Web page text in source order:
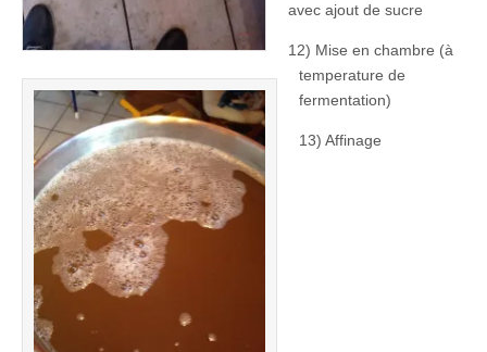
avec ajout de sucre
12) Mise en chambre (à
temperature de
fermentation)
13) Affinage